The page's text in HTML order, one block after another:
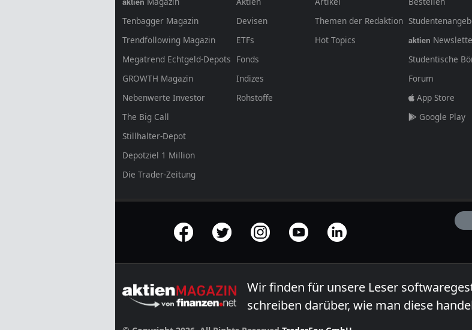
Tenbagger Magazin
Trendfollowing Magazin
Megatrend Echtgeld-Depots
GROWTH Magazin
Nebenwerte Investor
The Big Call
Stillhalter-Depot
Depotziel 1 Million
Die Trader-Zeitung
Devisen
ETFs
Fonds
Indizes
Rohstoffe
Themen der Redaktion
Hot Topics
aktien
Studentische
Forum
App Store
Google Play
offizielle Social Media-Accounts
Wir finden für unsere Leser
schreiben darüber, wie man diese